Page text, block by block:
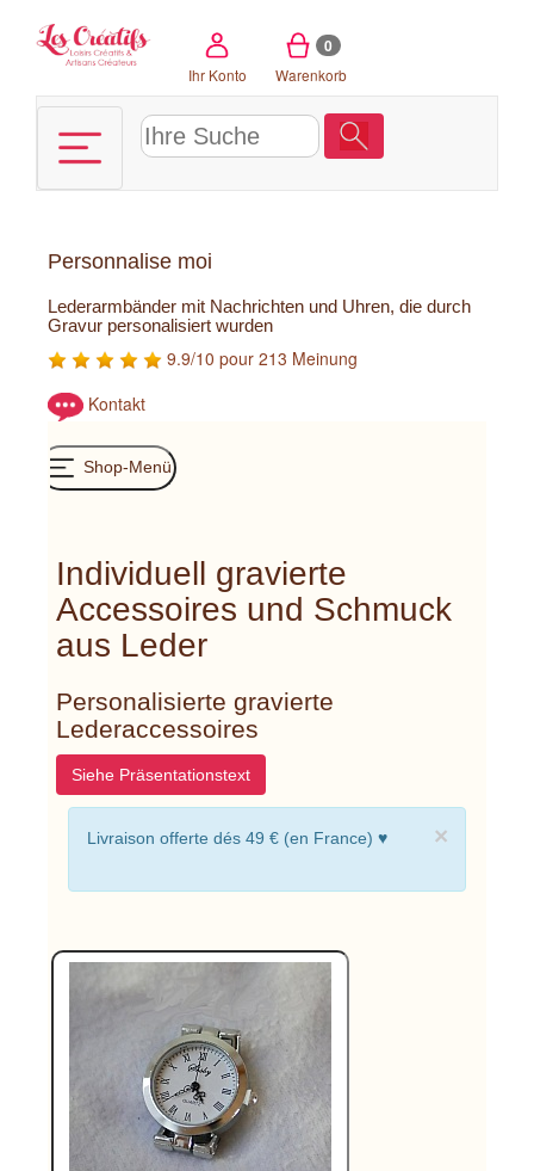
Ihr Konto
0
Warenkorb
Personnalise moi
Lederarmbänder mit Nachrichten und Uhren, die durch
Gravur personalisiert wurden
9.9/10 pour 213 Meinung
Kontakt
Shop-Menü
Individuell gravierte
Accessoires und Schmuck
aus Leder
Personalisierte gravierte
Lederaccessoires
Siehe Präsentationstext
×
Livraison offerte dés 49 € (en France) ♥